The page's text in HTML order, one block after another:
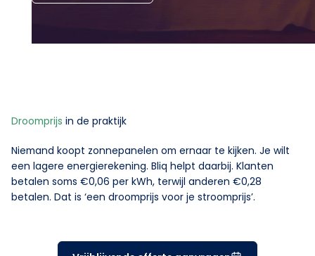
Droomprijs in de praktijk
Niemand koopt zonnepanelen om ernaar te kijken. Je wilt
een lagere energierekening. Bliq helpt daarbij. Klanten
betalen soms €0,06 per kWh, terwijl anderen €0,28
betalen. Dat is ‘een droomprijs voor je stroomprijs’.